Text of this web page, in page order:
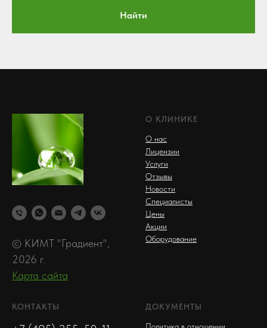
Найти
© КИМТ "Градиент",
2026 г.
Карта сайта
О КЛИНИКЕ
О нас
Лицензии
Услуги
Отзывы
Новости
Специалисты
Цены
Акции
Оборудование
КОНТАКТЫ ДОКУМЕНТЫ